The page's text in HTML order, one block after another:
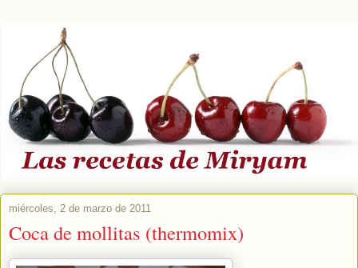
miércoles, 2 de marzo de 2011
Coca de mollitas (thermomix)